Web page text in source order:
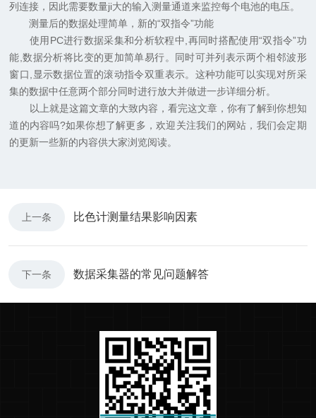
列连接，因此需要数量ji大的输入测量通道来监控每个电池的电压。
测量后的数据处理简单，新的“双指令”功能
使用PC进行数据采集和分析软程中,再同时搭配使用“双指令”功
能,数据分析将比变的更加简单易行。同时可并列表示两个相邻波形
窗口,显示数据位置的滚动指令双重表示。这种功能可以实现对所采
集的数据中任意两个部分同时进行放大并做进一步详细分析。
以上就是这篇文章的大致内容，看完这文章，你有了解到你想知
道的内容吗?如果你想了解更多，欢迎关注我们的网站，我们会定期
的更新一些新的内容供大家浏览阅读。
上一条 比色计测量结果影响因素
下一条 数据采集器的常见问题解答